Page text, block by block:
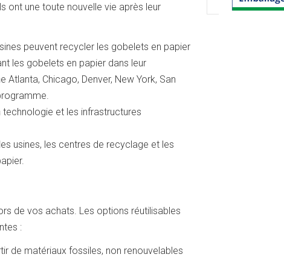
ont une toute nouvelle vie après leur
peuvent recycler les gobelets en papier
les gobelets en papier dans leur
Chicago, Denver, New York, San
et les infrastructures
usines, les centres de recyclage et les
de vos achats. Les options réutilisables
:
de matériaux fossiles, non renouvelables